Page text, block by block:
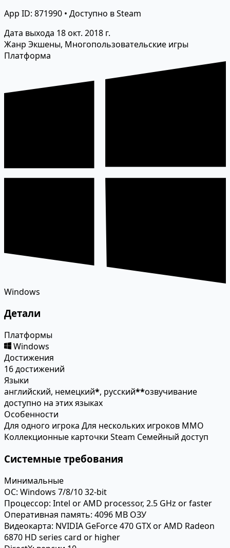
App ID: 871990 • Доступно в Steam
Дата выхода 18 окт. 2018 г.
Жанр Экшены, Многопользовательские игры
Платформа
Windows
Детали
Платформы
Windows
Достижения
16 достижений
Языки
английский, немецкий*, русский**озвучивание
доступно на этих языках
Особенности
Для одного игрока Для нескольких игроков MMO
Коллекционные карточки Steam Семейный доступ
Системные требования
Минимальные
ОС: Windows 7/8/10 32-bit
Процессор: Intel or AMD processor, 2.5 GHz or faster
Оперативная память: 4096 MB ОЗУ
Видеокарта: NVIDIA GeForce 470 GTX or AMD Radeon
6870 HD series card or higher